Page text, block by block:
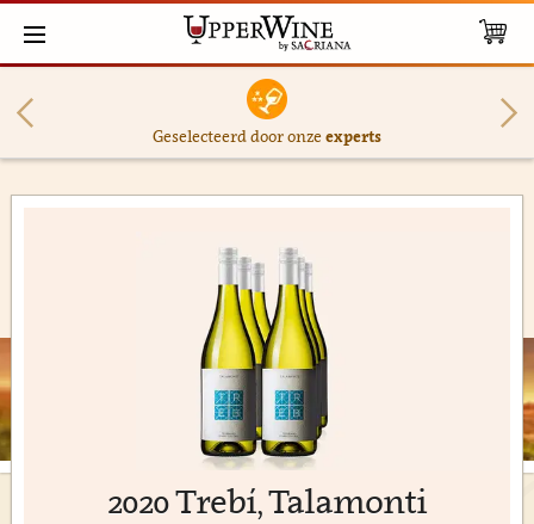
Geselecteerd door onzeexperts
2020 Trebí, Talamonti